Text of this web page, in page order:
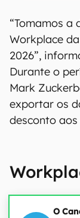
“Tomamos a
Workplace
2026”,
Durante o
Mark
exportar os
desconto
O